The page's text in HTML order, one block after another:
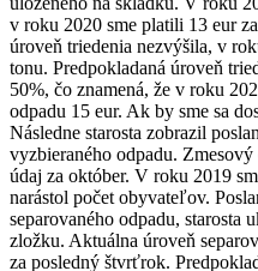
v roku 2020 sme platili 13 eur
úroveň triedenia nezvýšila, v
tonu. Predpokladaná úroveň
50%, čo znamená, že v roku
odpadu 15 eur. Ak by sme sa
Následne starosta zobrazil
vyzbieraného odpadu.
údaj za október. V roku 2019
narástol počet obyvateľov.
separovaného odpadu, starosta
zložku. Aktuálna úroveň
za posledný štvrťrok.